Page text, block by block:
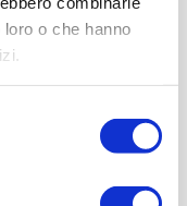
o che hanno